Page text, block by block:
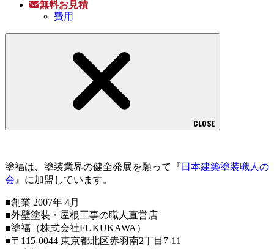
無料お見積
費用
CLOSE
塗福は、塗装業界の健全発展を願って『 日本建築塗装職人の
会 』に加盟しています。
■創業 2007年 4月
■外壁塗装・屋根工事の職人直営店
■塗福（株式会社FUKUKAWA）
■〒115-0044 東京都北区赤羽南2丁目7-11